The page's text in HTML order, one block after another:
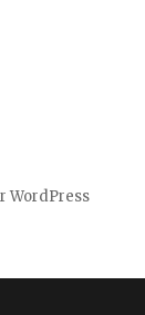
WordPress